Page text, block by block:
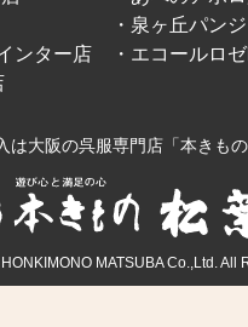
・泉ヶ丘パン
ンター店
・エコールロ
大阪の呉服専門店「本きも
MATSUBA Co.,Ltd. All